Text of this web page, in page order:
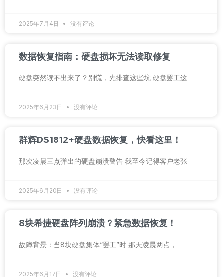
2025年7月4日 没有评论
数据恢复指南：硬盘损坏无法读取修复
硬盘突然读不出来了？别慌，先排查这些坑 硬盘罢工这
2025年6月23日 没有评论
群辉DS1812+硬盘数据恢复，快看这里！
那次凌晨三点弹出的硬盘崩溃警告 我至今记得客户老张
2025年6月20日 没有评论
8块希捷硬盘阵列崩溃？紧急数据恢复！
故障背景：当8块硬盘集体“罢工”时 那天凌晨两点，
2025年6月17日 没有评论